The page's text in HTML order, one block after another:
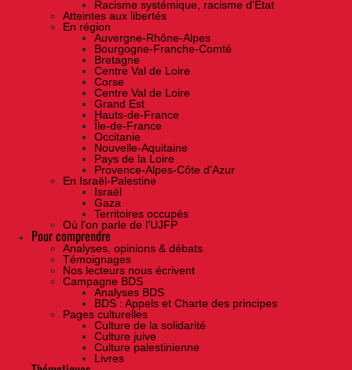
Racisme systémique, racisme d'État
Atteintes aux libertés
En région
Auvergne-Rhône-Alpes
Bourgogne-Franche-Comté
Bretagne
Centre Val de Loire
Corse
Centre Val de Loire
Grand Est
Hauts-de-France
Île-de-France
Occitanie
Nouvelle-Aquitaine
Pays de la Loire
Provence-Alpes-Côte d'Azur
En Israël-Palestine
Israël
Gaza
Territoires occupés
Où l'on parle de l'UJFP
Pour comprendre
Analyses, opinions & débats
Témoignages
Nos lecteurs nous écrivent
Campagne BDS
Analyses BDS
BDS : Appels et Charte des principes
Pages culturelles
Culture de la solidarité
Culture juive
Culture palestinienne
Livres